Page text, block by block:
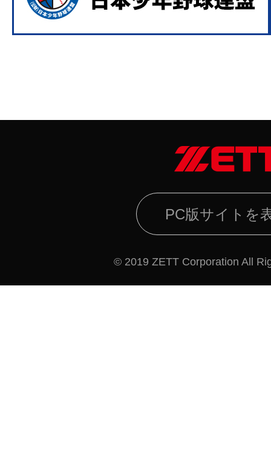
PC版サイトを
© 2019 ZETT Corporation All